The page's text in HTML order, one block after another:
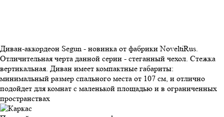
Диван-аккордеон Segun - новинка от фабрики NoveltiRus.
Отличительная черта данной серии - стеганный чехол. Стежка
вертикальная. Диван имеет компактные габариты:
минимальный размер спального места от 107 см, и отлично
подойдет для комнат с маленькой площадью и в ограниченных
пространствах